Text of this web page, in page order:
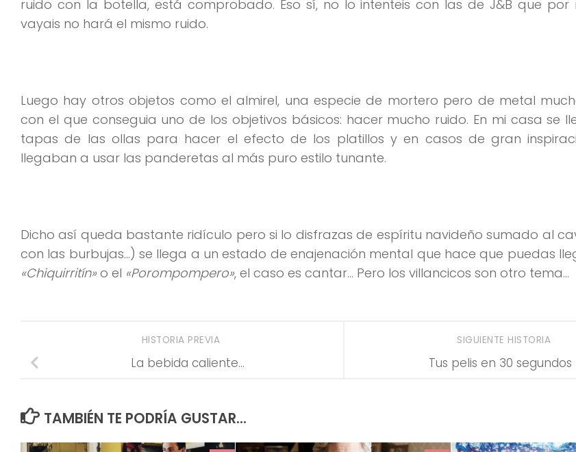
ruido con la botella, está comprobado. Eso sí, no lo intenteis con las de J&B que por
vayais no hará el mismo ruido.
Luego hay otros objetos como el almirel, una especie de mortero pero de metal
con el que conseguia uno de los objetivos básicos: hacer mucho ruido. En mi casa se
tapas de las ollas para hacer el efecto de los platillos y en casos de gran
llegaban a usar las panderetas al más puro estilo tunante.
Dicho así queda bastante ridículo pero si lo disfrazas de espíritu navideño sumado al
con las burbujas…) se llega a un estado de enajenación mental que hace que puedas
«Chiquirritín»o el «Porompompero», el caso es cantar… Pero los villancicos son otro tema…
SIGUIENTE HISTORIA
Tus pelis en 30 segundos
HISTORIA PREVIA
La bebida caliente…
TAMBIÉN TE PODRÍA GUSTAR...